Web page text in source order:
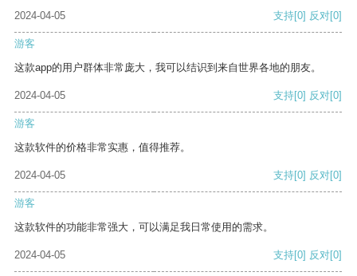
2024-04-05
支持[0] 反对[0]
游客
这款app的用户群体非常庞大，我可以结识到来自世界各地的朋友。
2024-04-05 支持[0] 反对[0]
游客
这款软件的价格非常实惠，值得推荐。
2024-04-05 支持[0] 反对[0]
游客
这款软件的功能非常强大，可以满足我日常使用的需求。
2024-04-05 支持[0] 反对[0]